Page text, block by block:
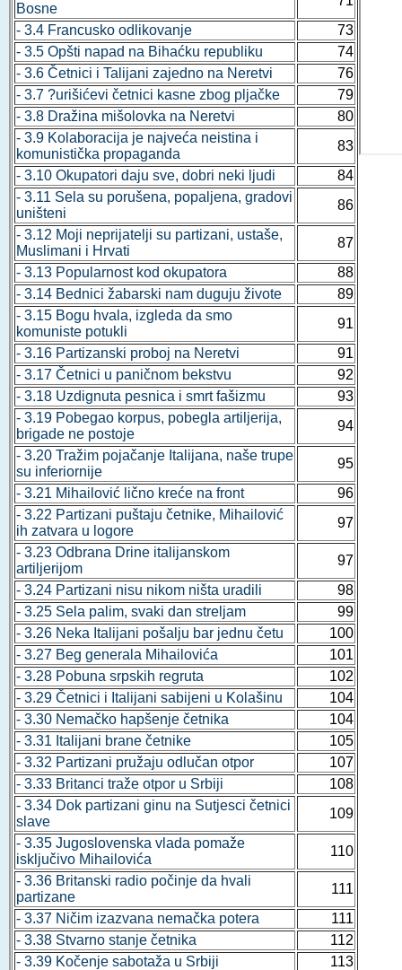
Bosne
- 3.4 Francusko odlikovanje
73
- 3.5 Opšti napad na Bihaćku republiku
74
- 3.6 Četnici i Talijani zajedno na Neretvi
76
- 3.7 ?urišićevi četnici kasne zbog pljačke
79
- 3.8 Dražina mišolovka na Neretvi
80
- 3.9 Kolaboracija je najveća neistina i
komunistička propaganda
83
- 3.10 Okupatori daju sve, dobri neki ljudi
84
- 3.11 Sela su porušena, popaljena, gradovi
uništeni
86
- 3.12 Moji neprijatelji su partizani, ustaše,
Muslimani i Hrvati
87
- 3.13 Popularnost kod okupatora
88
- 3.14 Bednici žabarski nam duguju živote
89
- 3.15 Bogu hvala, izgleda da smo
komuniste potukli
91
- 3.16 Partizanski proboj na Neretvi
91
- 3.17 Četnici u paničnom bekstvu
92
- 3.18 Uzdignuta pesnica i smrt fašizmu
93
- 3.19 Pobegao korpus, pobegla artiljerija,
brigade ne postoje
94
- 3.20 Tražim pojačanje Italijana, naše trupe
su inferiornije
95
- 3.21 Mihailović lično kreće na front
96
- 3.22 Partizani puštaju četnike, Mihailović
ih zatvara u logore
97
- 3.23 Odbrana Drine italijanskom
artiljerijom
97
- 3.24 Partizani nisu nikom ništa uradili
98
- 3.25 Sela palim, svaki dan streljam
99
- 3.26 Neka Italijani pošalju bar jednu četu
100
- 3.27 Beg generala Mihailovića
101
- 3.28 Pobuna srpskih regruta
102
- 3.29 Četnici i Italijani sabijeni u Kolašinu
104
- 3.30 Nemačko hapšenje četnika
104
- 3.31 Italijani brane četnike
105
- 3.32 Partizani pružaju odlučan otpor
107
- 3.33 Britanci traže otpor u Srbiji
108
- 3.34 Dok partizani ginu na Sutjesci četnici
slave
109
- 3.35 Jugoslovenska vlada pomaže
isključivo Mihailovića
110
- 3.36 Britanski radio počinje da hvali
partizane
111
- 3.37 Ničim izazvana nemačka potera
111
- 3.38 Stvarno stanje četnika
112
- 3.39 Kočenje sabotaža u Srbiji
113